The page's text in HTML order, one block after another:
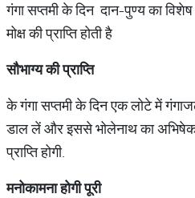
गंगा सप्तमी के दिन दान-पुण्य का
मोक्ष की प्राप्ति होती है
सौभाग्यकीप्राप्ति
के गंगा सप्तमी के दिन एक लोटे में
डाल लें और इससे भोलेनाथ का
प्राप्ति होगी.
मनोकामनाहोगीपूरी